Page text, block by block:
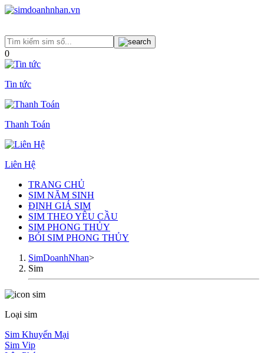
0
Tin tức
Thanh Toán
Liên Hệ
TRANG CHỦ
SIM NĂM SINH
ĐỊNH GIÁ SIM
SIM THEO YÊU CẦU
SIM PHONG THỦY
BÓI SIM PHONG THỦY
SimDoanhNhan>
Sim
Loại sim
Sim Khuyến Mại
Sim Vip